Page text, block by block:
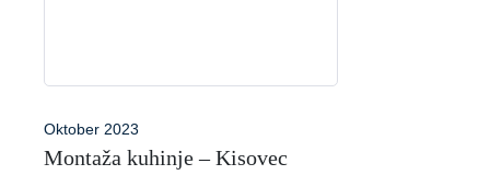
Oktober 2023
Montaža kuhinje – Kisovec